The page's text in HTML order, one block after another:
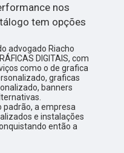
nos
tem opções
advogado Riacho
DIGITAIS, com
como o de grafica
graficas
banners
a empresa
e instalações
então a